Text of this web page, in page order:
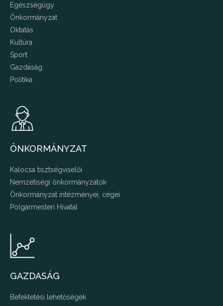
Egészségügy
Önkormányzat
Oktatás
Kultúra
Sport
Gazdaság
Politika
ÖNKORMÁNYZAT
Kalocsa tisztségviselői
Nemzetiségi önkormányzatok
Önkormányzat intézményei, cégei
Polgármesteri Hivatal
GAZDASÁG
Befektetési lehetőségek